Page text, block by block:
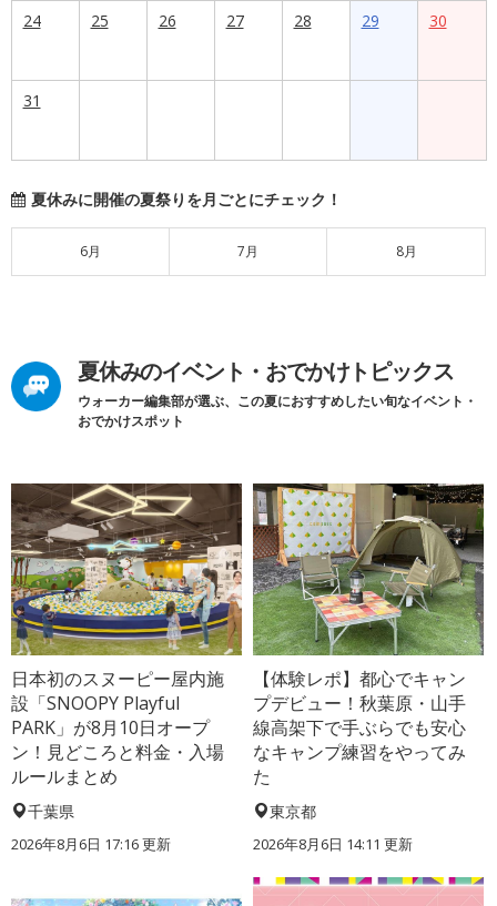
24 25 26 27 28 29 30
31
夏休みに開催の夏祭りを月ごとにチェック！
6月 7月 8月
夏休みのイベント・おでかけトピックス
ウォーカー編集部が選ぶ、この夏におすすめしたい旬なイベント・
おでかけスポット
日本初のスヌーピー屋内施
設「SNOOPY Playful
PARK」が8月10日オープ
ン！見どころと料金・入場
ルールまとめ
千葉県
2026年8月6日 17:16更新
【体験レポ】都心でキャン
プデビュー！秋葉原・山手
線高架下で手ぶらでも安心
なキャンプ練習をやってみ
た
東京都
2026年8月6日 14:11 更新